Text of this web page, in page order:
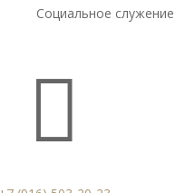
Социальное служение
